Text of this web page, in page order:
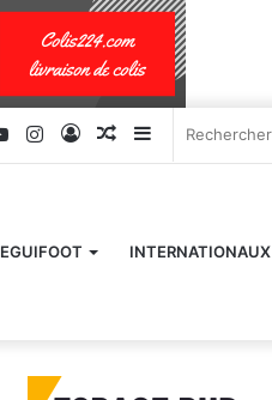
Sidebar
latérale)
Article
Connexion
Instagram
YouTube
INTERNATIONAUX